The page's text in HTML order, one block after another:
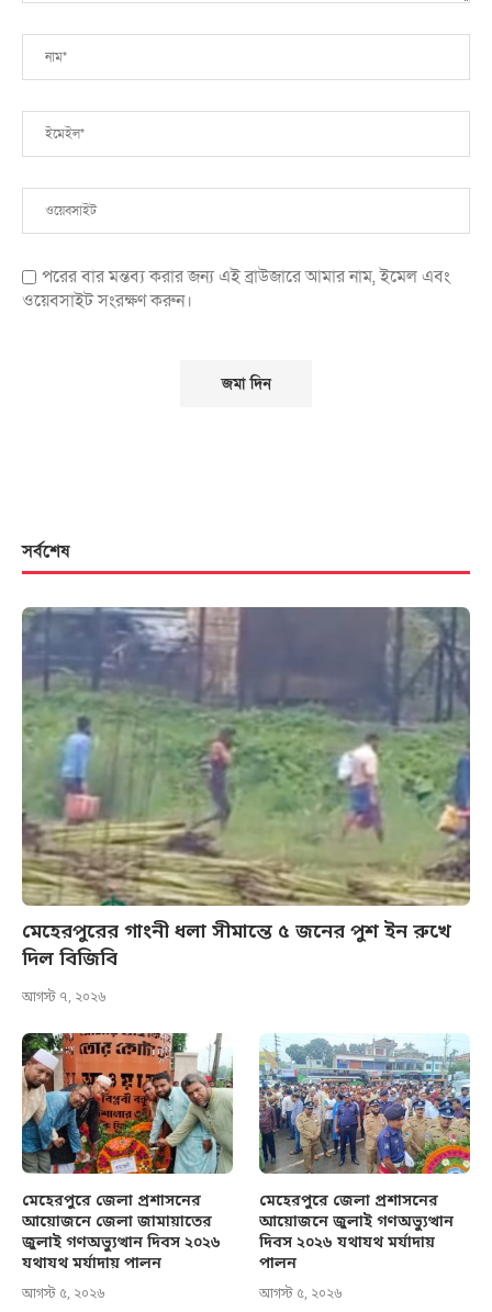
পরের বার মন্তব্য করার জন্য এই ব্রাউজারে আমার নাম, ইমেল এবং
ওয়েবসাইট সংরক্ষণ করুন।
সর্বশেষ
মেহেরপুরের গাংনী ধলা সীমান্তে ৫ জনের পুশ ইন রুখে
দিল বিজিবি
আগস্ট ৭, ২০২৬
মেহেরপুরে জেলা প্রশাসনের
আয়োজনে জেলা জামায়াতের
জুলাই গণঅভ্যুত্থান দিবস ২০২৬
যথাযথ মর্যাদায় পালন
আগস্ট ৫, ২০২৬
মেহেরপুরে জেলা প্রশাসনের
আয়োজনে জুলাই গণঅভ্যুত্থান
দিবস ২০২৬ যথাযথ মর্যাদায়
পালন
আগস্ট ৫, ২০২৬